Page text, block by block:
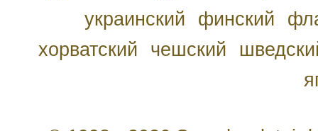
украинский
финский
хорватский
чешский